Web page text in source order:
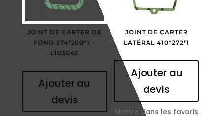
JOINT DE CARTER DE
FOND 374*200*1 –
L103646
Ajouter au
devis
JOINT DE CARTER
LATÉRAL 410*272*1
Ajouter au
devis
Mettre dans les favoris